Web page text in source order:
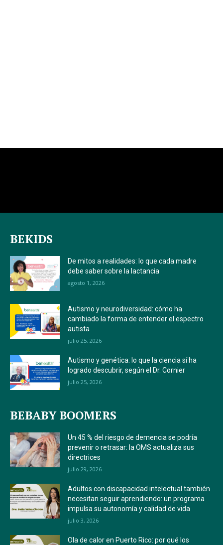
BEKIDS
De mitos a realidades: lo que cada madre
debe saber sobre la lactancia
agosto 1, 2026
Autismo y neurodiversidad: cómo ha
cambiado la forma de entender el espectro
autista
julio 25, 2026
Autismo y genética: lo que la ciencia sí ha
logrado descubrir, según el Dr. Cornier
julio 25, 2026
BEBABY BOOMERS
Un 45 % del riesgo de demencia se podría
prevenir o retrasar: la OMS actualiza sus
directrices
julio 29, 2026
Adultos con discapacidad intelectual también
necesitan seguir aprendiendo: un programa
impulsa su autonomía y calidad de vida
julio 3, 2026
Ola de calor en Puerto Rico: por qué los